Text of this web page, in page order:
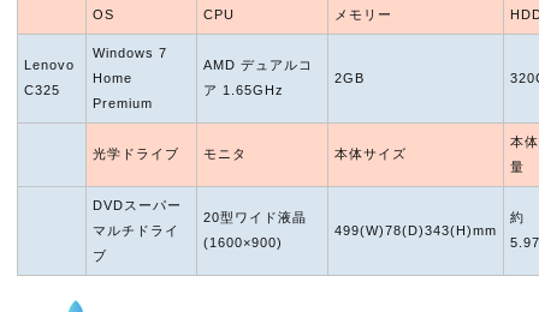
OS CPU メモリー
Lenovo
C325
Windows 7
Home
Premium
AMD デュアルコ
ア 1.65GHz
2GB
光学ドライブ モニタ 本体サイズ
本
量
DVDスーパー
マルチドライ
ブ
20型ワイド液晶
(1600×900)
499(W)78(D)343(H)mm
約